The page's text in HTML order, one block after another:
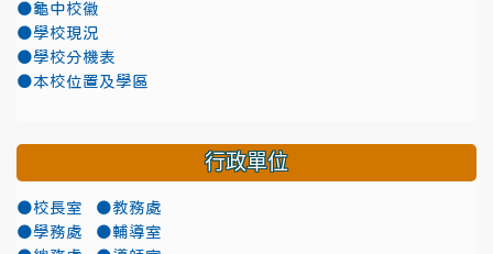
●龜中校徽
●學校現況
●學校分機表
●本校位置及學區
行政單位
●校長室
●教務處
●學務處
●輔導室